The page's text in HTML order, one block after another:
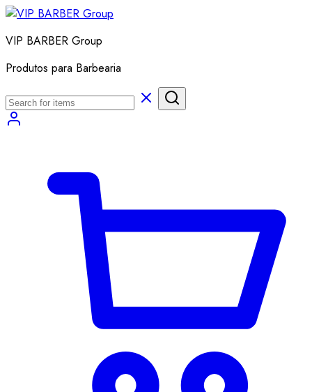
VIP BARBER Group
Produtos para Barbearia